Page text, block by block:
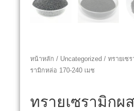
หน้าหลัก / Uncategorized / ทรายเซ
รามิกหล่อ 170-240 เมช
ทรายเซรามิกผ